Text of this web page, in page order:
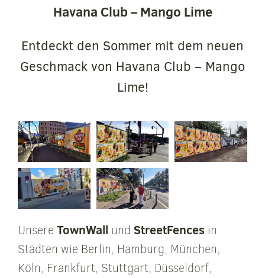
Havana Club – Mango Lime
Entdeckt den Sommer mit dem neuen
Geschmack von Havana Club – Mango
Lime!
Unsere TownWall und StreetFences in
Städten wie Berlin, Hamburg, München,
Köln, Frankfurt, Stuttgart, Düsseldorf,